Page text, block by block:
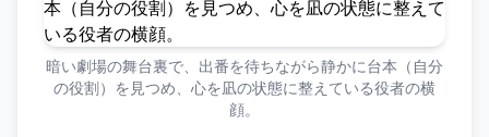
暗い劇場の舞台裏で、出番を待ちながら静かに台本（自分
の役割）を見つめ、心を凪の状態に整えている役者の横
顔。